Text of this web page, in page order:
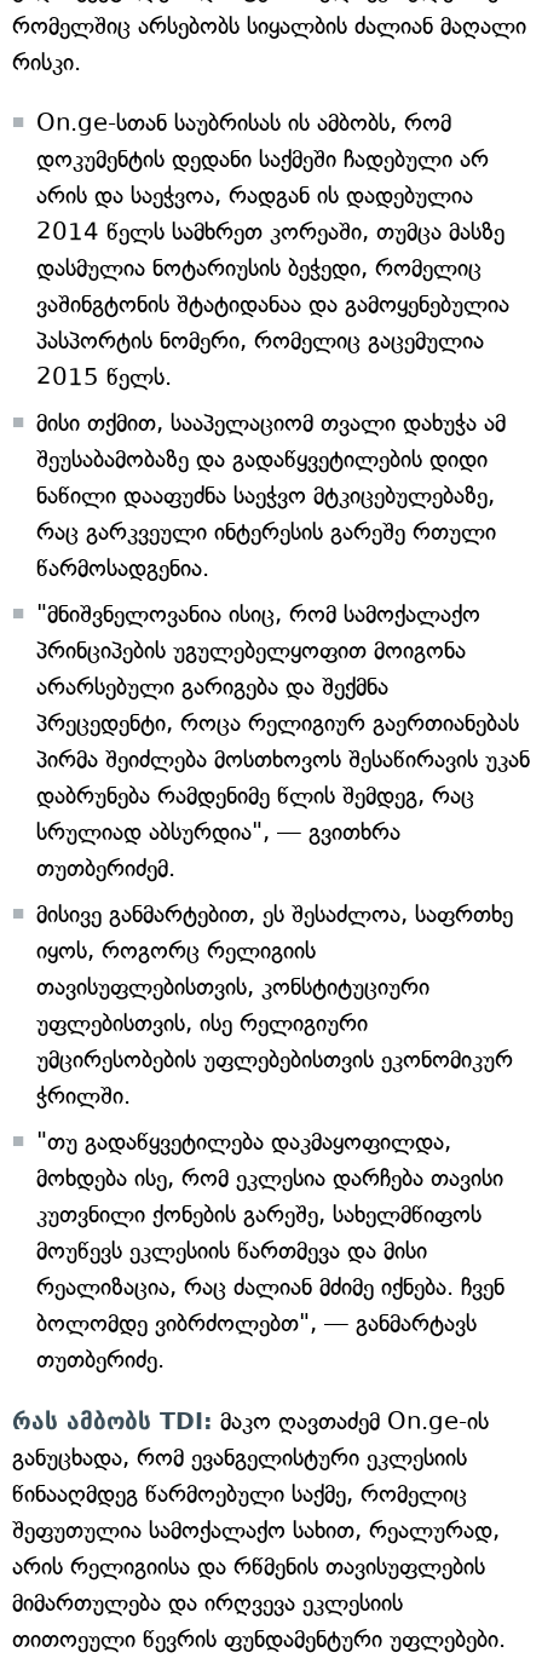
რომელშიც არსებობს სიყალბის ძალიან მაღალი
რისკი.
On.ge-სთან საუბრისას ის ამბობს, რომ
დოკუმენტის დედანი საქმეში ჩადებული არ
არის და საეჭვოა, რადგან ის დადებულია
2014 წელს სამხრეთ კორეაში, თუმცა მასზე
დასმულია ნოტარიუსის ბეჭედი, რომელიც
ვაშინგტონის შტატიდანაა და გამოყენებულია
პასპორტის ნომერი, რომელიც გაცემულია
2015 წელს.
მისი თქმით, სააპელაციომ თვალი დახუჭა ამ
შეუსაბამობაზე და გადაწყვეტილების დიდი
ნაწილი დააფუძნა საეჭვო მტკიცებულებაზე,
რაც გარკვეული ინტერესის გარეშე რთული
წარმოსადგენია.
"მნიშვნელოვანია ისიც, რომ სამოქალაქო
პრინციპების უგულებელყოფით მოიგონა
არარსებული გარიგება და შექმნა
პრეცედენტი, როცა რელიგიურ გაერთიანებას
პირმა შეიძლება მოსთხოვოს შესაწირავის უკან
დაბრუნება რამდენიმე წლის შემდეგ, რაც
სრულიად აბსურდია", — გვითხრა
თუთბერიძემ.
მისივე განმარტებით, ეს შესაძლოა, საფრთხე
იყოს, როგორც რელიგიის
თავისუფლებისთვის, კონსტიტუციური
უფლებისთვის, ისე რელიგიური
უმცირესობების უფლებებისთვის ეკონომიკურ
ჭრილში.
"თუ გადაწყვეტილება დაკმაყოფილდა,
მოხდება ისე, რომ ეკლესია დარჩება თავისი
კუთვნილი ქონების გარეშე, სახელმწიფოს
მოუწევს ეკლესიის წართმევა და მისი
რეალიზაცია, რაც ძალიან მძიმე იქნება. ჩვენ
ბოლომდე ვიბრძოლებთ", — განმარტავს
თუთბერიძე.
რას ამბობს TDI: მაკო ღავთაძემ On.ge-ის
განუცხადა, რომ ევანგელისტური ეკლესიის
წინააღმდეგ წარმოებული საქმე, რომელიც
შეფუთულია სამოქალაქო სახით, რეალურად,
არის რელიგიისა და რწმენის თავისუფლების
მიმართულება და ირღვევა ეკლესიის
თითოეული წევრის ფუნდამენტური უფლებები.